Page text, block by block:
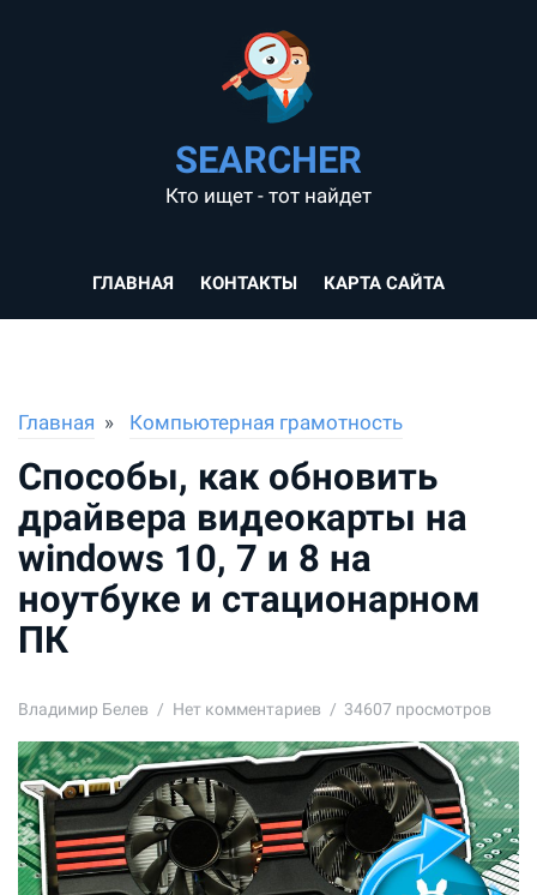
SEARCHER
Кто ищет - тот найдет
ГЛАВНАЯ КОНТАКТЫ КАРТА САЙТА
Главная Компьютерная грамотность
Способы, как обновить
драйвера видеокарты на
windows 10, 7 и 8 на
ноутбуке и стационарном
ПК
Владимир Белев Нет комментариев 34607 просмотров